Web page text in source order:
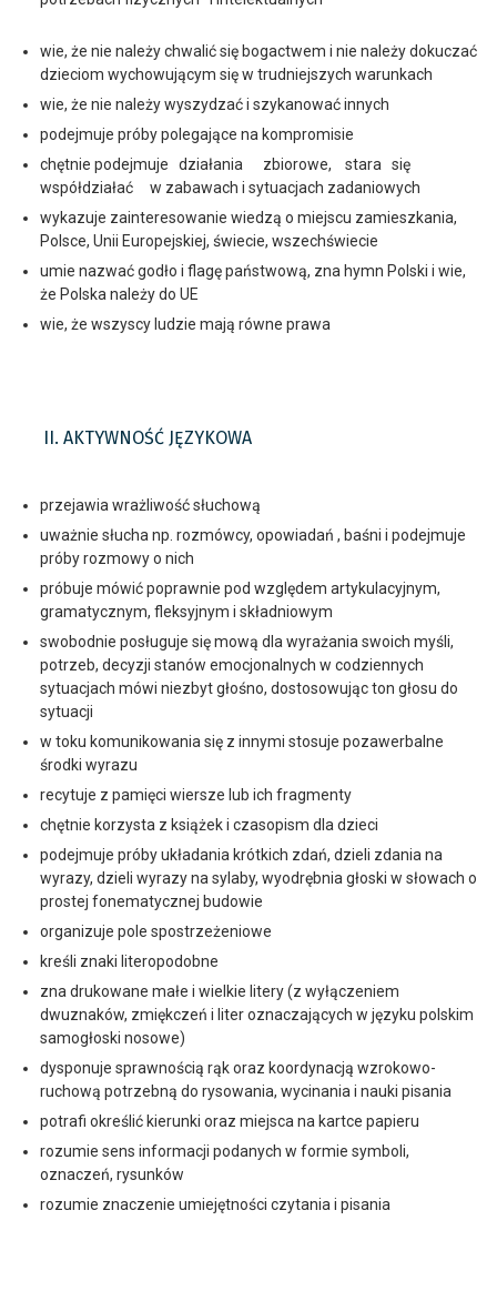
wie, że nie należy chwalić się bogactwem i nie należy dokuczać
dzieciom wychowującym się w trudniejszych warunkach
wie, że nie należy wyszydzać i szykanować innych
podejmuje próby polegające na kompromisie
chętnie podejmuje działania zbiorowe, stara się
współdziałać w zabawach i sytuacjach zadaniowych
wykazuje zainteresowanie wiedzą o miejscu zamieszkania,
Polsce, Unii Europejskiej, świecie, wszechświecie
umie nazwać godło i flagę państwową, zna hymn Polski i wie,
że Polska należy do UE
wie, że wszyscy ludzie mają równe prawa
II. AKTYWNOŚĆ JĘZYKOWA
przejawia wrażliwość słuchową
uważnie słucha np. rozmówcy, opowiadań , baśni i podejmuje
próby rozmowy o nich
próbuje mówić poprawnie pod względem artykulacyjnym,
gramatycznym, fleksyjnym i składniowym
swobodnie posługuje się mową dla wyrażania swoich myśli,
potrzeb, decyzji stanów emocjonalnych w codziennych
sytuacjach mówi niezbyt głośno, dostosowując ton głosu do
sytuacji
w toku komunikowania się z innymi stosuje pozawerbalne
środki wyrazu
recytuje z pamięci wiersze lub ich fragmenty
chętnie korzysta z książek i czasopism dla dzieci
podejmuje próby układania krótkich zdań, dzieli zdania na
wyrazy, dzieli wyrazy na sylaby, wyodrębnia głoski w słowach o
prostej fonematycznej budowie
organizuje pole spostrzeżeniowe
kreśli znaki literopodobne
zna drukowane małe i wielkie litery (z wyłączeniem
dwuznaków, zmiękczeń i liter oznaczających w języku polskim
samogłoski nosowe)
dysponuje sprawnością rąk oraz koordynacją wzrokowo-
ruchową potrzebną do rysowania, wycinania i nauki pisania
potrafi określić kierunki oraz miejsca na kartce papieru
rozumie sens informacji podanych w formie symboli,
oznaczeń, rysunków
rozumie znaczenie umiejętności czytania i pisania